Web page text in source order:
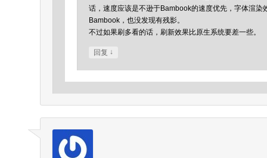
话，速度应该是不逊于Bambook的速度优先，字体渲染
Bambook，也没发现有残影。
不过如果刷多看的话，刷新效果比原生系统要差一些。
回复 ↓